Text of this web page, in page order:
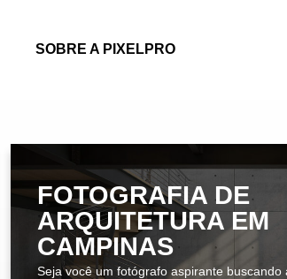
SOBRE A PIXELPRO
FOTOGRAFIA DE
ARQUITETURA EM
CAMPINAS
Seja você um fotógrafo aspirante buscando